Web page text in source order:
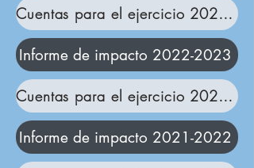
Cuentas para el ejercicio 2022-2023
Informe de impacto 2022-2023
Cuentas para el ejercicio 2022-2023
Informe de impacto 2021-2022